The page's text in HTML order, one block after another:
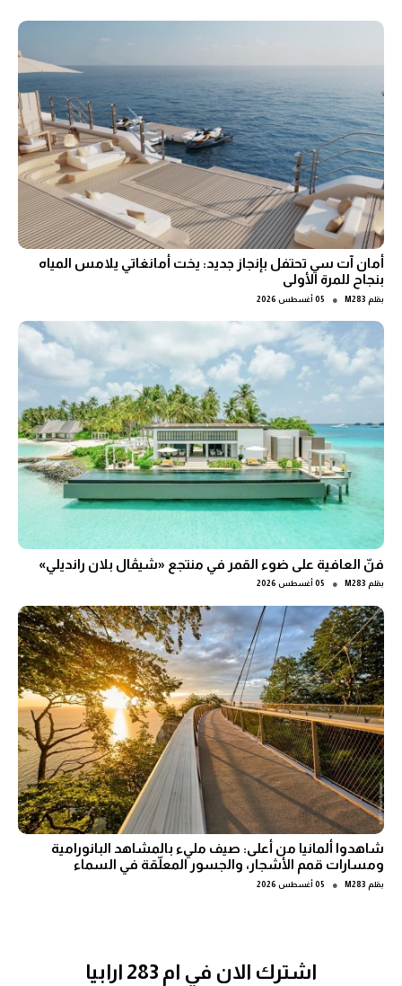
أمان آت سي تحتفل بإنجاز جديد: يخت أمانغاتي يلامس المياه
بنجاح للمرة الأولى
بقلم M283
● 05 أغسطس 2026
فنّ العافية على ضوء القمر في منتجع «شيڤال بلان رانديلي»
بقلم M283
● 05 أغسطس 2026
شاهدوا ألمانيا من أعلى: صيف مليء بالمشاهد البانورامية
ومسارات قمم الأشجار، والجسور المعلّقة في السماء
بقلم M283
● 05 أغسطس 2026
اشترك الان في ام 283 ارابيا